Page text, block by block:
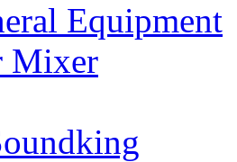
Equipment
Mixer